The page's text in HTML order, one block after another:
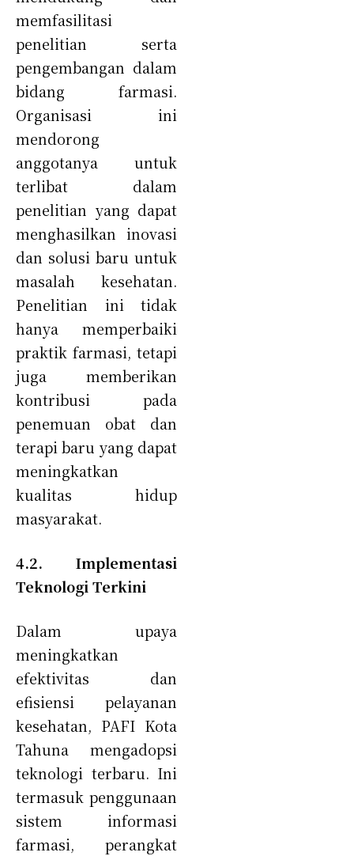
memfasilitasi
penelitian serta
pengembangan dalam
bidang farmasi.
Organisasi ini
mendorong
anggotanya untuk
terlibat dalam
penelitian yang dapat
menghasilkan inovasi
dan solusi baru untuk
masalah kesehatan.
Penelitian ini tidak
hanya memperbaiki
praktik farmasi, tetapi
juga memberikan
kontribusi pada
penemuan obat dan
terapi baru yang dapat
meningkatkan
kualitas hidup
masyarakat.
4.2. Implementasi
Teknologi Terkini
Dalam upaya
meningkatkan
efektivitas dan
efisiensi pelayanan
kesehatan, PAFI Kota
Tahuna mengadopsi
teknologi terbaru. Ini
termasuk penggunaan
sistem informasi
farmasi, perangkat